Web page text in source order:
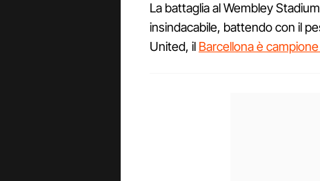
La battaglia al Wembley
insindacabile, battendo con il
United, il Barcellona è campione